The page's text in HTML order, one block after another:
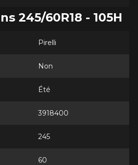
245/60R18 - 105H
Pirelli
Non
Été
3918400
245
60
le